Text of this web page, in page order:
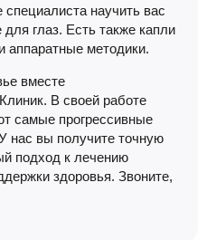
научить вас
глаз. Есть также капли
аппаратные методики.
вместе
В своей работе
самые прогрессивные
нас вы получите точную
подход к лечению
здоровья. Звоните,